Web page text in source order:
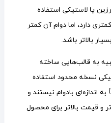
یا لاستیکی استفاده
دارد، اما دوام آن کمتر
بالاتر باشد.
به قالب‌هایی ساخته
نسخه محدود استفاده
اندازه‌ای بادوام نیستند و
و قیمت بالاتر برای محصول